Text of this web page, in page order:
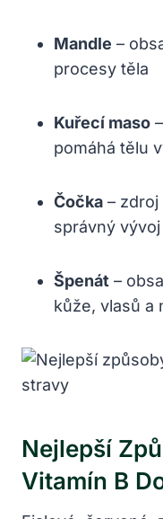
Mandle –
procesy těla
Kuřecí maso
pomáhá tělu
Čočka –
správný
Špenát –
kůže, vlasů a
Nejlepší
Vitamín B